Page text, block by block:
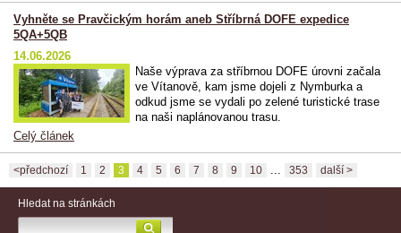
Vyhněte se Pravčickým horám aneb Stříbrná DOFE expedice
5QA+5QB
14.06.2026
Naše výprava za stříbrnou DOFE úrovni začala
ve Vítanově, kam jsme dojeli z Nymburka a
odkud jsme se vydali po zelené turistické trase
na naši naplánovanou trasu.
Celý článek
<předchozí 1 2 3 4 5 6 7 8 9 10 ... 353 další >
Hledat na stránkách